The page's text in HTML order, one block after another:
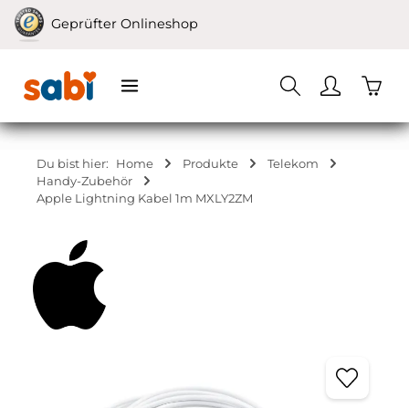
Zum Hauptinhalt springen
Geprüfter Onlineshop
Du bist hier: Home Produkte
Telekom
Handy-Zubehör
Apple Lightning Kabel 1m MXLY2ZM